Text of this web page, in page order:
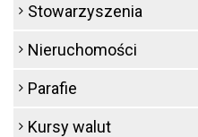
Stowarzyszenia
Nieruchomości
Parafie
Kursy walut